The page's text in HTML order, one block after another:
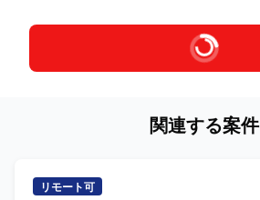
関連する案件
リモート可